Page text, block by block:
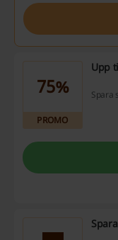
75%
PROMO
Upp
Spara